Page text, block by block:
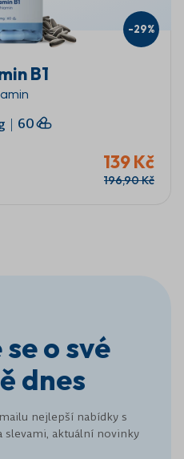
B1
| 60
139 Kč
196,90 Kč
-29%
o své
dnes
nejlepší nabídky s
aktuální novinky